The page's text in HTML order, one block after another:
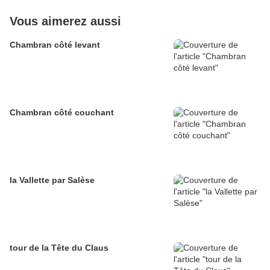
Vous aimerez aussi
Chambran côté levant
Chambran côté couchant
la Vallette par Salèse
tour de la Tête du Claus